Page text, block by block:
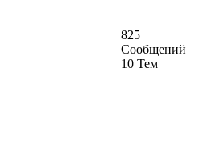
825
Сообщений
10 Тем